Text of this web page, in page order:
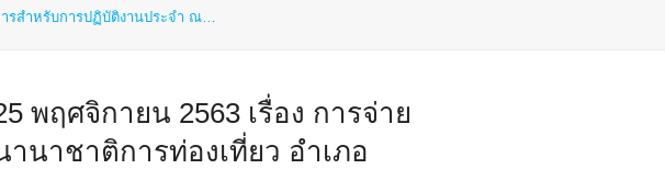
รสำหรับการปฏิบัติงานประจำ ณ…
พฤศจิกายน 2563 เรื่อง การจ่าย
นาชาติการท่องเที่ยว อำเภอ